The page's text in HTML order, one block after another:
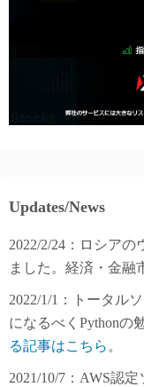
Updates/News
2022/2/24：ロシア
ました。経済・金融
2022/1/1：トータル
になるべくPythonの
る記事はこちら 。
2021/10/7：AWS認